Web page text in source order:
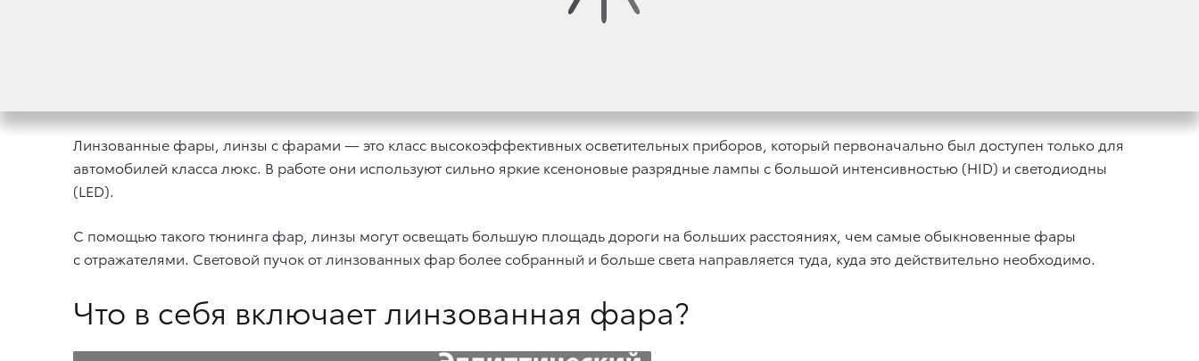
Линзованные фары, линзы с фарами — это класс высокоэффективных осветительных приборов, который первоначально был доступен только для
автомобилей класса люкс. В работе они используют сильно яркие ксеноновые разрядные лампы с большой интенсивностью (HID) и светодиодны
(LED).
С помощью такого тюнинга фар, линзы могут освещать большую площадь дороги на больших расстояниях, чем самые обыкновенные фары
с отражателями. Световой пучок от линзованных фар более собранный и больше света направляется туда, куда это действительно необходимо.
Что в себя включает линзованная фара?